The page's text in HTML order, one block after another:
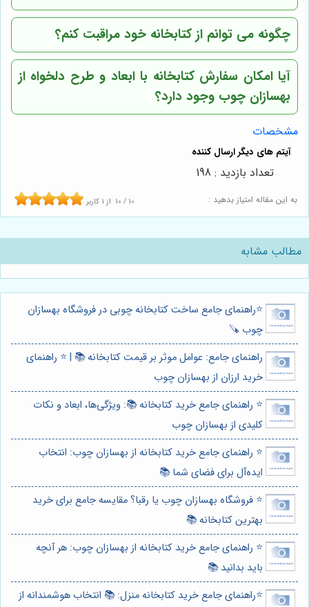
چگونه می توانم از کتابخانه خود مراقبت کنم؟
آیا امکان سفارش کتابخانه با ابعاد و طرح دلخواه از
بهسازان چوب وجود دارد؟
مشخصات
به این مقاله امتیاز بدهید : 10 / 10 از 1 کاربر
تعداد بازدید : 198
مطالب مشابه
⭐️راهنمای جامع ساخت کتابخانه چوبی در فروشگاه بهسازان
چوب 🪚
راهنمای جامع: عوامل موثر بر قیمت کتابخانه 📚 | ⭐️ راهنمای
خرید ارزان از بهسازان چوب
⭐️ راهنمای جامع خرید کتابخانه 📚: ویژگی‌ها، ابعاد و نکات
کلیدی از بهسازان چوب
⭐️ راهنمای جامع خرید کتابخانه از بهسازان چوب: انتخاب
ایده‌آل برای فضای شما 📚
⭐️ فروشگاه بهسازان چوب یا رقبا؟ مقایسه جامع برای خرید
بهترین کتابخانه 📚
⭐️ راهنمای جامع خرید کتابخانه از بهسازان چوب: هر آنچه
باید بدانید 📚
⭐️راهنمای جامع خرید کتابخانه منزل: 📚 انتخاب هوشمندانه از